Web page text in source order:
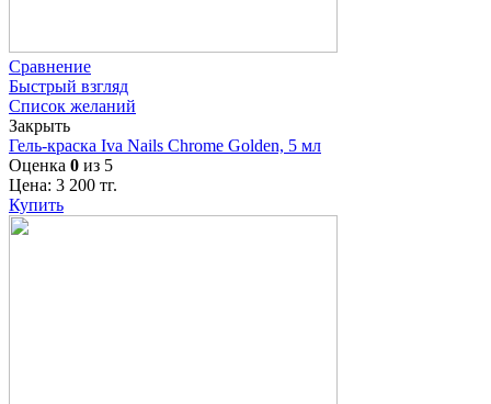
Сравнение
Быстрый взгляд
Список желаний
Закрыть
Гель-краска Iva Nails Chrome Golden, 5 мл
Оценка 0 из 5
Цена: 3 200 тг.
Купить